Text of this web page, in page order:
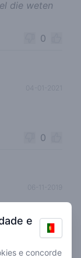
die weten
0
0
0
e
e concorde